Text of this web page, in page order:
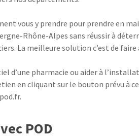
vous y prendre pour prendre en
Rhône-Alpes sans réussir à
La meilleure solution c’est de
pharmacie ou aider à
en cliquant sur le bouton prévu à
POD